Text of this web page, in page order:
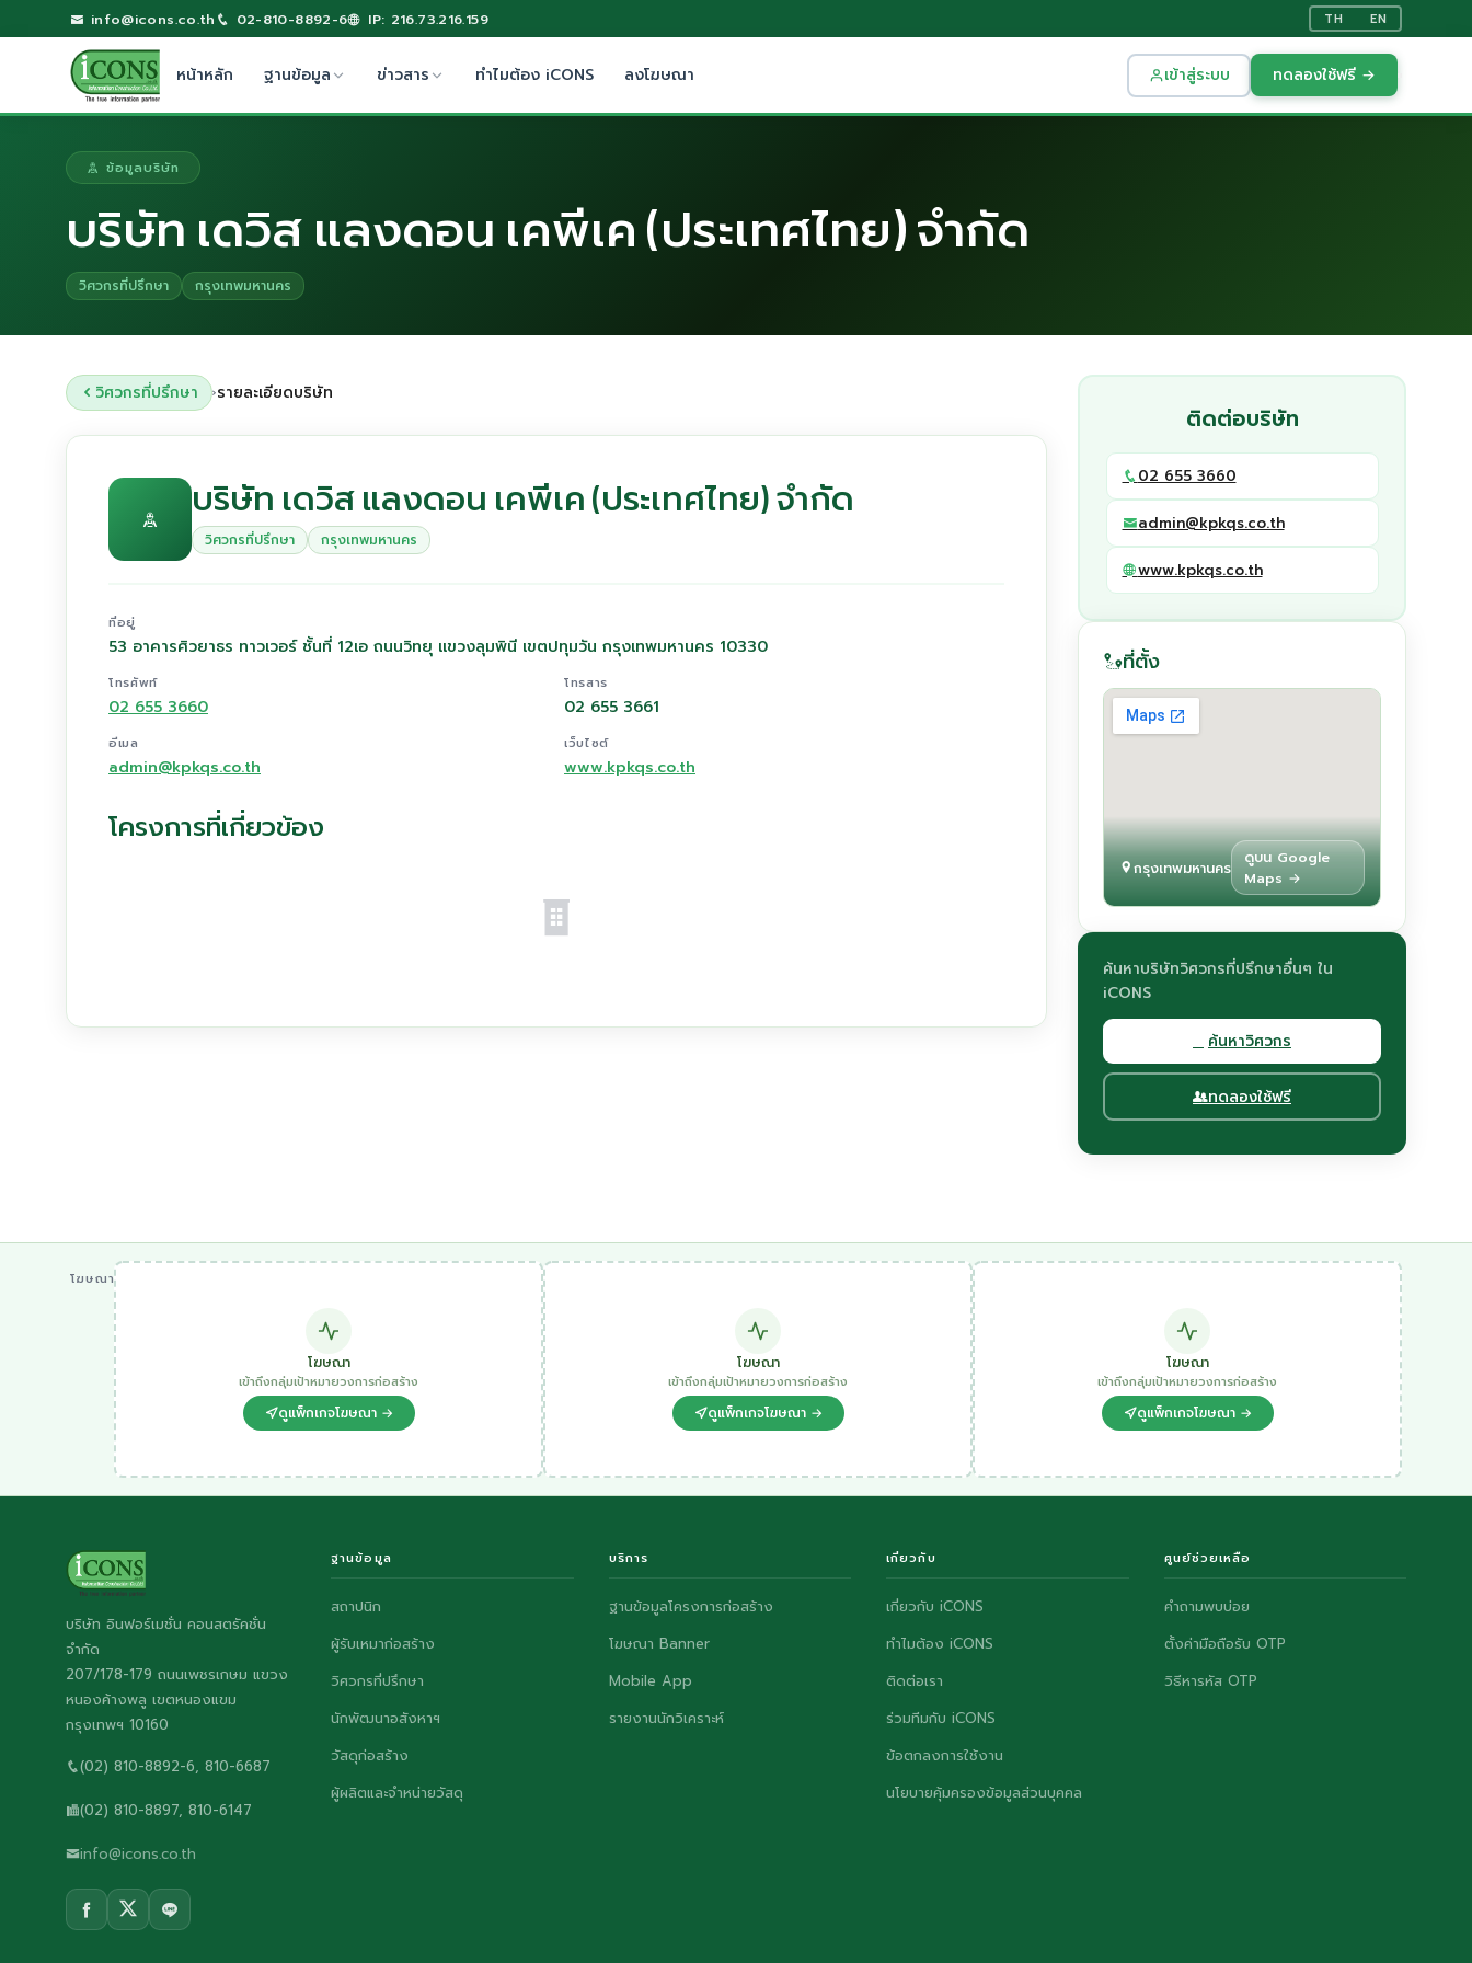
info@icons.co.th 02-810-8892-6 IP: 216.73.216.159 TH EN
หน้าหลัก ฐานข้อมูล ข่าวสาร ทำไมต้อง iCONS ลงโฆษณา เข้าสู่ระบบ ทดลองใช้ฟรี →
ข้อมูลบริษัท
บริษัท เดวิส แลงดอน เคพีเค (ประเทศไทย) จำกัด
วิศวกรที่ปรึกษา กรุงเทพมหานคร
วิศวกรที่ปรึกษา ›รายละเอียดบริษัท
บริษัท เดวิส แลงดอน เคพีเค (ประเทศไทย) จำกัด
วิศวกรที่ปรึกษา กรุงเทพมหานคร
ที่อยู่
53 อาคารศิวยาธร ทาวเวอร์ ชั้นที่ 12เอ ถนนวิทยุ แขวงลุมพินี เขตปทุมวัน กรุงเทพมหานคร 10330
โทรศัพท์
02 655 3660
โทรสาร
02 655 3661
อีเมล
admin@kpkqs.co.th
เว็บไซต์
www.kpkqs.co.th
โครงการที่เกี่ยวข้อง
ติดต่อบริษัท
02 655 3660
admin@kpkqs.co.th
www.kpkqs.co.th
ที่ตั้ง
กรุงเทพมหานคร
ดูบน Google
Maps →
ค้นหาบริษัทวิศวกรที่ปรึกษาอื่นๆ ใน
iCONS
ค้นหาวิศวกร
ทดลองใช้ฟรี
โฆษณา
โฆษณา
เข้าถึงกลุ่มเป้าหมายวงการก่อสร้าง
ดูแพ็กเกจโฆษณา →
โฆษณา
เข้าถึงกลุ่มเป้าหมายวงการก่อสร้าง
ดูแพ็กเกจโฆษณา →
โฆษณา
เข้าถึงกลุ่มเป้าหมายวงการก่อสร้าง
ดูแพ็กเกจโฆษณา →
บริษัท อินฟอร์เมชั่น คอนสตรัคชั่น
จำกัด
207/178-179 ถนนเพชรเกษม แขวง
หนองค้างพลู เขตหนองแขม
กรุงเทพฯ 10160
(02) 810-8892-6, 810-6687
(02) 810-8897, 810-6147
info@icons.co.th
ฐานข้อมูล
สถาปนิก
ผู้รับเหมาก่อสร้าง
วิศวกรที่ปรึกษา
นักพัฒนาอสังหาฯ
วัสดุก่อสร้าง
ผู้ผลิตและจำหน่ายวัสดุ
บริการ
ฐานข้อมูลโครงการก่อสร้าง
โฆษณา Banner
Mobile App
รายงานนักวิเคราะห์
เกี่ยวกับ
เกี่ยวกับ iCONS
ทำไมต้อง iCONS
ติดต่อเรา
ร่วมทีมกับ iCONS
ข้อตกลงการใช้งาน
นโยบายคุ้มครองข้อมูลส่วนบุคคล
ศูนย์ช่วยเหลือ
คำถามพบบ่อย
ตั้งค่ามือถือรับ OTP
วิธีหารหัส OTP